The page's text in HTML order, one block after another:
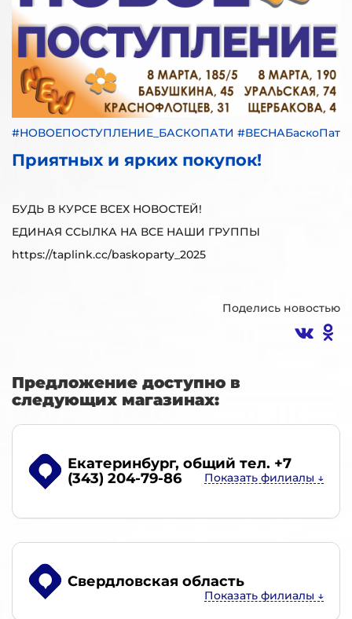
#НОВОЕПОСТУПЛЕНИЕ_БАСКОПАТИ #ВЕСНАБаскоПати
Приятных и ярких покупок!
БУДЬ В КУРСЕ ВСЕХ НОВОСТЕЙ!
ЕДИНАЯ ССЫЛКА НА ВСЕ НАШИ ГРУППЫ
https://taplink.cc/baskoparty_2025
Поделись новостью
Предложение доступно в
следующих магазинах:
Екатеринбург, общий тел. +7
(343) 204-79-86
Свердловская область